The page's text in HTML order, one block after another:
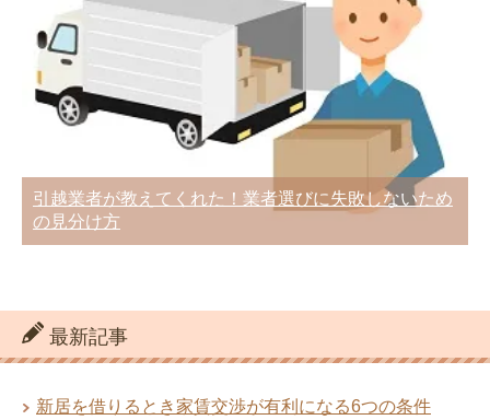
引っ越し後の挨拶時に言う必要のある言
葉と例文10選
訪問による引越し見積もりは必要なの？
したほうが良い理由は？
リットとデメリットを確認しよう
が必要な家賃トラブル
引越しまでに時間がないときにおすすめ
のプランと片付け方法
引っ越しするときのインターネット回線
引越業者が教えてくれた！業者選びに失敗しないため
の見分け方
最新記事
新居を借りるとき家賃交渉が有利になる6つの条件